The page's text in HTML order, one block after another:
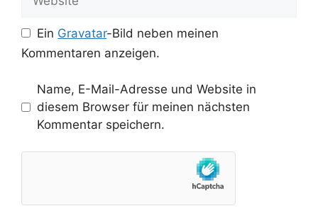
Ein Gravatar-Bild neben meinen
Kommentaren anzeigen.
Name, E-Mail-Adresse und Website in
diesem Browser für meinen nächsten
Kommentar speichern.